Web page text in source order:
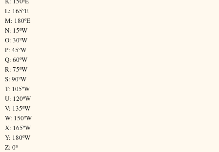
L: 165ºE
M: 180ºE
N: 15ºW
O: 30ºW
P: 45ºW
Q: 60ºW
R: 75ºW
S: 90ºW
T: 105ºW
U: 120ºW
V: 135ºW
W: 150ºW
X: 165ºW
Y: 180ºW
Z: 0º